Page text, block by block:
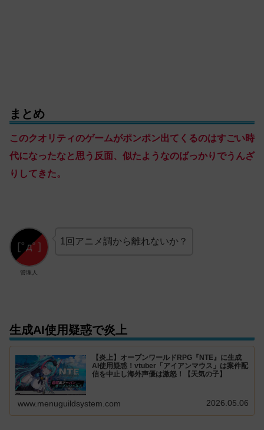
まとめ
このクオリティのゲームがポンポン出てくるのはすごい時
代になったなと思う反面、似たようなのばっかりでうんざ
り してきた。
管理人
1回アニメ調から離れないか？
生成AI使用疑惑で炎上
【炎上】オープンワールドRPG『NTE』に生成
AI使用疑惑！vtuber「アイアンマウス」は案件配
信を中止し海外声優は激怒！【天気の子】
www.menuguildsystem.com 2026.05.06